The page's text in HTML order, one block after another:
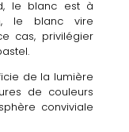
le blanc est à
le blanc vire
cas, privilégier
de la lumière
de couleurs
conviviale